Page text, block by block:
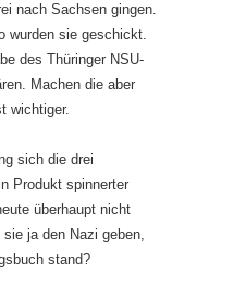
nach Sachsen gingen.
wurden sie geschickt.
des Thüringer NSU-
Machen die aber
wichtiger.
sich die drei
Produkt spinnerter
überhaupt nicht
ja den Nazi geben,
stand?